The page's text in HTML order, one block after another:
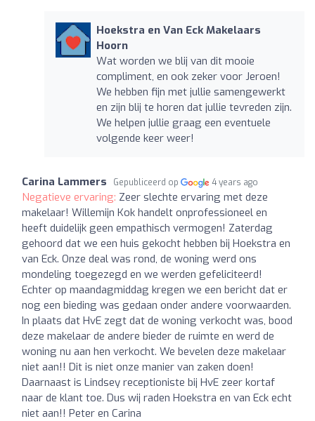
Hoekstra en Van Eck Makelaars
Hoorn
Wat worden we blij van dit mooie
compliment, en ook zeker voor Jeroen!
We hebben fijn met jullie samengewerkt
en zijn blij te horen dat jullie tevreden zijn.
We helpen jullie graag een eventuele
volgende keer weer!
Carina Lammers Gepubliceerd op 4 years ago
Negatieve ervaring: Zeer slechte ervaring met deze
makelaar! Willemijn Kok handelt onprofessioneel en
heeft duidelijk geen empathisch vermogen! Zaterdag
gehoord dat we een huis gekocht hebben bij Hoekstra en
van Eck. Onze deal was rond, de woning werd ons
mondeling toegezegd en we werden gefeliciteerd!
Echter op maandagmiddag kregen we een bericht dat er
nog een bieding was gedaan onder andere voorwaarden.
In plaats dat HvE zegt dat de woning verkocht was, bood
deze makelaar de andere bieder de ruimte en werd de
woning nu aan hen verkocht. We bevelen deze makelaar
niet aan!! Dit is niet onze manier van zaken doen!
Daarnaast is Lindsey receptioniste bij HvE zeer kortaf
naar de klant toe. Dus wij raden Hoekstra en van Eck echt
niet aan!! Peter en Carina